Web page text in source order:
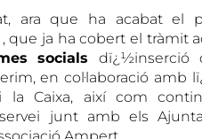
ara que ha acabat el
, que ja ha cobert el tràmit
socials dï¿½inserció
en col·laboració amb
la Caixa, així com
junt amb els
Ampert.